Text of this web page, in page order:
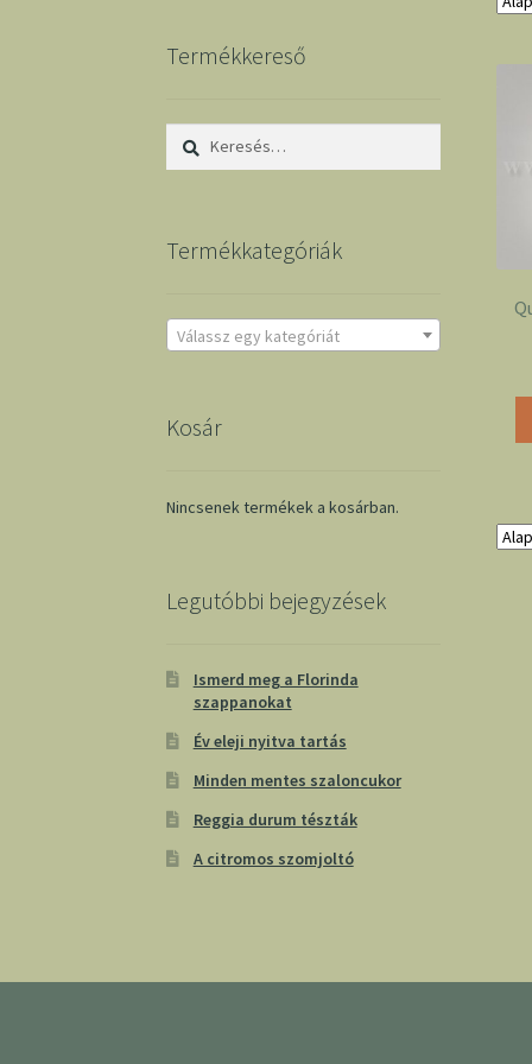
Termékkereső
Keresés:
Termékkategóriák
Válassz egy kategóriát
Kosár
Nincsenek termékek a kosárban.
Legutóbbi bejegyzések
Ismerd meg a Florinda
szappanokat
Év eleji nyitva tartás
Minden mentes szaloncukor
Reggia durum tészták
A citromos szomjoltó